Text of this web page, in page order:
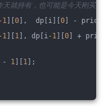
就持有，也可能是今天刚买入
-1 0 ],  dp[i][ 0 ] -
-1 1 ], dp[i-1 0 ] +
- 1 1 ];